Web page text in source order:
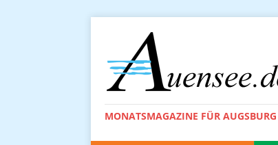
MONATSMAGAZINE FÜR